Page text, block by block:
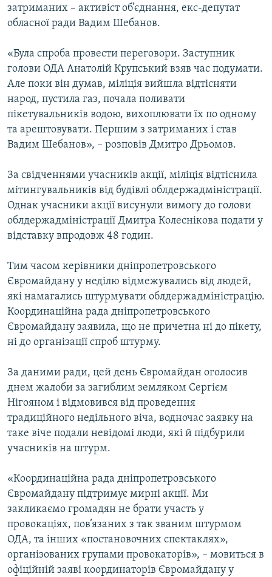
затриманих – активіст об’єднання, екс-депутат
обласної ради Вадим Шебанов.
«Була спроба провести переговори. Заступник
голови ОДА Анатолій Крупський взяв час подумати.
Але поки він думав, міліція вийшла відтісняти
народ, пустила газ, почала поливати
пікетувальників водою, вихоплювати їх по одному
та арештовувати. Першим з затриманих і став
Вадим Шебанов», – розповів Дмитро Дрьомов.
За свідченнями учасників акції, міліція відтіснила
мітингувальників від будівлі облдержадміністрації.
Однак учасники акції висунули вимогу до голови
облдержадміністрації Дмитра Колеснікова подати у
відставку впродовж 48 годин.
Тим часом керівники дніпропетровського
Євромайдану у неділю відмежувались від людей,
які намагались штурмувати облдержадміністрацію.
Координаційна рада дніпропетровського
Євромайдану заявила, що не причетна ні до пікету,
ні до організації спроб штурму.
За даними ради, цей день Євромайдан оголосив
днем жалоби за загиблим земляком Сергієм
Нігояном і відмовився від проведення
традиційного недільного віча, водночас заявку на
таке віче подали невідомі люди, які й підбурили
учасників на штурм.
«Координаційна рада дніпропетровського
Євромайдану підтримує мирні акції. Ми
закликаємо громадян не брати участь у
провокаціях, пов’язаних з так званим штурмом
ОДА, та інших «постановочних спектаклях»,
організованих групами провокаторів», – мовиться в
офіційній заяві координаторів Євромайдану у